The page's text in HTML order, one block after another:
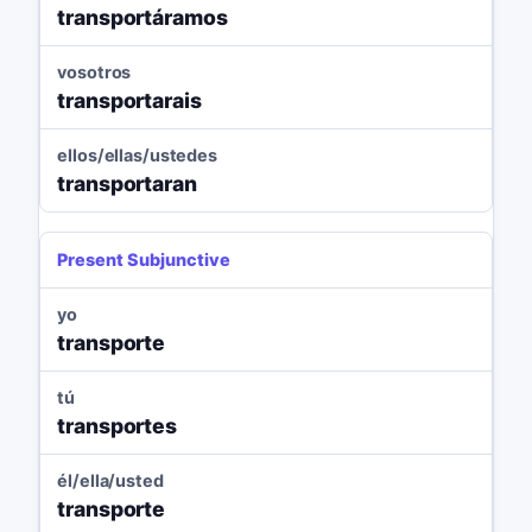
transportáramos
vosotros
transportarais
ellos/ellas/ustedes
transportaran
Present Subjunctive
yo
transporte
tú
transportes
él/ella/usted
transporte